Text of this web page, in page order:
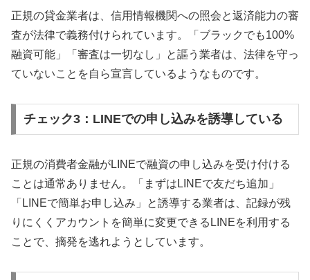
正規の貸金業者は、信用情報機関への照会と返済能力の審
査が法律で義務付けられています。「ブラックでも100%
融資可能」「審査は一切なし」と謳う業者は、法律を守っ
ていないことを自ら宣言しているようなものです。
チェック3：LINEでの申し込みを誘導している
正規の消費者金融がLINEで融資の申し込みを受け付ける
ことは通常ありません。「まずはLINEで友だち追加」
「LINEで簡単お申し込み」と誘導する業者は、記録が残
りにくくアカウントを簡単に変更できるLINEを利用する
ことで、摘発を逃れようとしています。